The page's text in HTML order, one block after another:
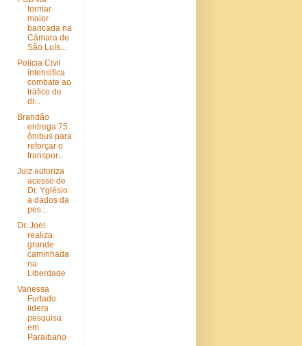
formar
maior
bancada na
Câmara de
São Luís...
Polícia Civil
intensifica
combate ao
tráfico de
dr...
Brandão
entrega 75
ônibus para
reforçar o
transpor...
Juiz autoriza
acesso de
Dr. Yglésio
a dados da
pes...
Dr. Joel
realiza
grande
caminhada
na
Liberdade
Vanessa
Furtado
lidera
pesquisa
em
Paraibano